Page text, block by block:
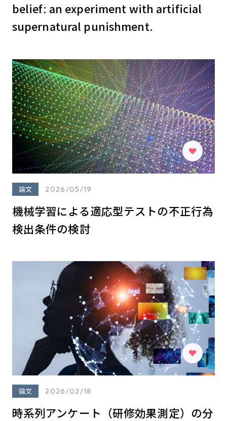
belief: an experiment with artificial
supernatural punishment.
論文 2026/05/19
機械学習による適応型テストの不正行為
検出条件の検討
論文 2026/02/18
時系列アンケート（研修効果測定）の分